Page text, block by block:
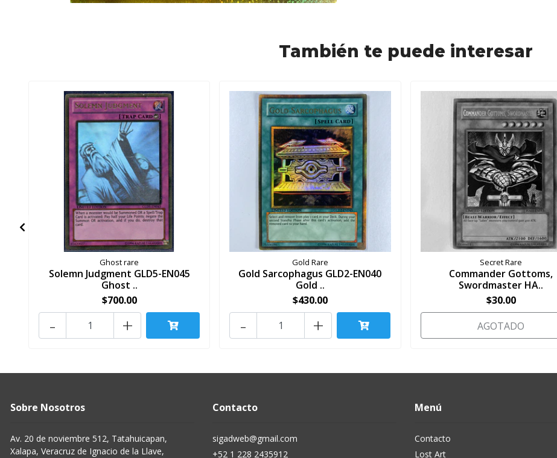
También te puede interesar
Ghost rare
Solemn Judgment GLD5-EN045
Ghost ..
$700.00
+
-
Gold Rare
Gold Sarcophagus GLD2-EN040
Gold ..
$430.00
+
-
Secret Rare
Commander Gottoms,
Swordmaster HA..
$30.00
AGOTADO
Sobre Nosotros
Av. 20 de noviembre 512, Tatahuicapan,
Xalapa, Veracruz de Ignacio de la Llave,
Contacto
sigadweb@gmail.com
+52 1 228 2435912
Menú
Contacto
Lost Art